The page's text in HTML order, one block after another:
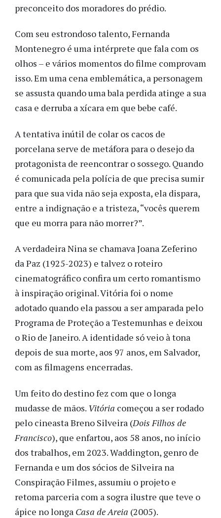
preconceito dos moradores do prédio.
Com seu estrondoso talento, Fernanda
Montenegro é uma intérprete que fala com os
olhos – e vários momentos do filme comprovam
isso. Em uma cena emblemática, a personagem
se assusta quando uma bala perdida atinge a sua
casa e derruba a xícara em que bebe café.
A tentativa inútil de colar os cacos de
porcelana serve de metáfora para o desejo da
protagonista de reencontrar o sossego. Quando
é comunicada pela polícia de que precisa sumir
para que sua vida não seja exposta, ela dispara,
entre a indignação e a tristeza, “vocês querem
que eu morra para não morrer?”.
A verdadeira Nina se chamava Joana Zeferino
da Paz (1925-2023) e talvez o roteiro
cinematográfico confira um certo romantismo
à inspiração original. Vitória foi o nome
adotado quando ela passou a ser amparada pelo
Programa de Proteção a Testemunhas e deixou
o Rio de Janeiro. A identidade só veio à tona
depois de sua morte, aos 97 anos, em Salvador,
com as filmagens encerradas.
Um feito do destino fez com que o longa
mudasse de mãos. Vitória começou a ser rodado
pelo cineasta Breno Silveira (Dois Filhos de
Francisco), que enfartou, aos 58 anos, no início
dos trabalhos, em 2023. Waddington, genro de
Fernanda e um dos sócios de Silveira na
Conspiração Filmes, assumiu o projeto e
retoma parceria com a sogra ilustre que teve o
ápice no longa Casa de Areia (2005).